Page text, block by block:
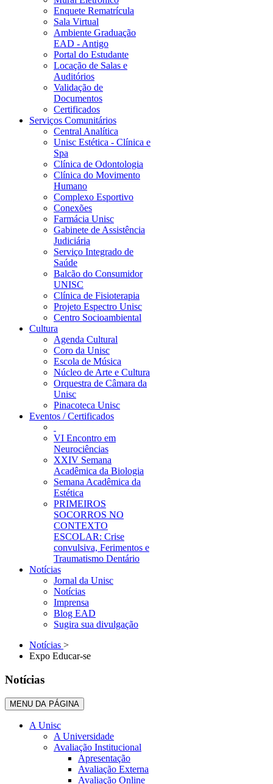
Enquete Rematrícula
Sala Virtual
Ambiente Graduação
EAD - Antigo
Portal do Estudante
Locação de Salas e
Auditórios
Validação de
Documentos
Certificados
Serviços Comunitários
Central Analítica
Unisc Estética - Clínica e
Spa
Clínica de Odontologia
Clínica do Movimento
Humano
Complexo Esportivo
Conexões
Farmácia Unisc
Gabinete de Assistência
Judiciária
Serviço Integrado de
Saúde
Balcão do Consumidor
UNISC
Clínica de Fisioterapia
Projeto Espectro Unisc
Centro Socioambiental
Cultura
Agenda Cultural
Coro da Unisc
Escola de Música
Núcleo de Arte e Cultura
Orquestra de Câmara da
Unisc
Pinacoteca Unisc
Eventos / Certificados
VI Encontro em
Neurociências
XXIV Semana
Acadêmica da Biologia
Semana Acadêmica da
Estética
PRIMEIROS
SOCORROS NO
CONTEXTO
ESCOLAR: Crise
convulsiva, Ferimentos e
Traumatismo Dentário
Notícias
Jornal da Unisc
Notícias
Imprensa
Blog EAD
Sugira sua divulgação
Notícias >
Expo Educar-se
Notícias
MENU DA PÁGINA
A Unisc
A Universidade
Avaliação Institucional
Apresentação
Avaliação Externa
Avaliação Online